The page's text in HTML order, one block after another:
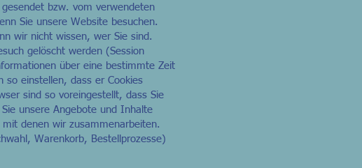
bzw. vom verwendeten
Sie unsere Website besuchen.
wir nicht wissen, wer Sie sind.
gelöscht werden (Session
über eine bestimmte Zeit
so einstellen, dass er Cookies
sind so voreingestellt, dass Sie
unsere Angebote und Inhalte
denen wir zusammenarbeiten.
Warenkorb, Bestellprozesse)